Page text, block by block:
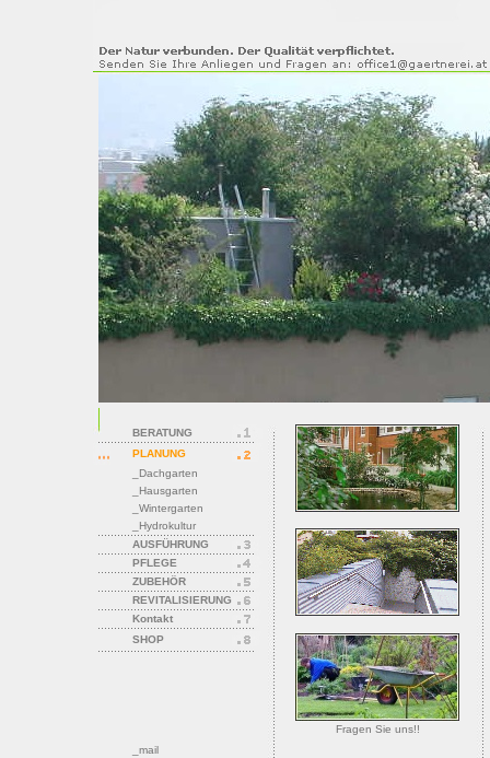
BERATUNG
PLANUNG
_Dachgarten
_Hausgarten
_Wintergarten
_Hydrokultur
AUSFÜHRUNG
PFLEGE
ZUBEHÖR
REVITALISIERUNG
Kontakt
SHOP
_mail
Fragen Sie uns!!